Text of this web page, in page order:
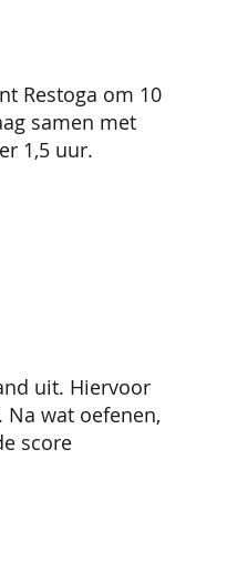
Restoga om 10
samen met
1,5 uur.
uit. Hiervoor
wat oefenen,
score